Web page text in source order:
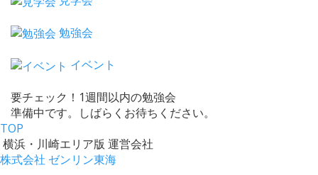
勉強会
イベント
要チェック！1週間以内の勉強会
準備中です。しばらくお待ちください。
TOP
横浜・川崎エリア版 運営会社
株式会社 ゼンリン東海